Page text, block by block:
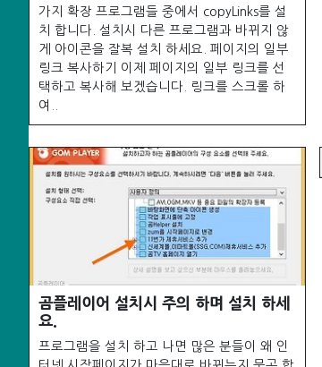
가지 확장 프로그램들 중에서 copyLinks를 설
치 합니다. 설치시 다른 프로그램과 바뀌지 않
게 아이콘을 잘복 설치 하세요. 페이지의 일부
링크 복사하기 이제 페이지의 일부 링크를 선
택하고 복사해 보겠습니다. 링크를 스크롤 하
여..
곰플레이어 설치시 주의 하며 설치 하세
요.
프로그램을 설치 하고 나면 많은 분들이 왜 인